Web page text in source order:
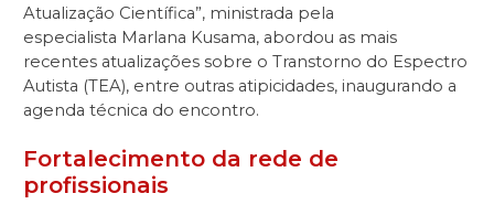
Atualização Científica”, ministrada pela
especialista Marlana Kusama, abordou as mais
recentes atualizações sobre o Transtorno do Espectro
Autista (TEA), entre outras atipicidades, inaugurando a
agenda técnica do encontro.
Fortalecimento da rede de
profissionais